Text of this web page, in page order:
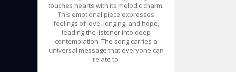
touches hearts with its melodic charm.
This emotional piece expresses
feelings of love, longing, and hope,
leading the listener into deep
contemplation. The song carries a
universal message that everyone can
relate to.